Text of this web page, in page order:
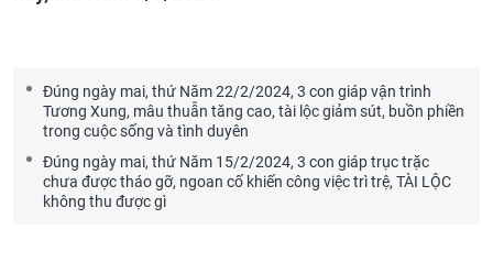
Đúng ngày mai, thứ Năm 22/2/2024, 3 con giáp vận trình
Tương Xung, mâu thuẫn tăng cao, tài lộc giảm sút, buồn phiền
trong cuộc sống và tình duyên
Đúng ngày mai, thứ Năm 15/2/2024, 3 con giáp trục trặc
chưa được tháo gỡ, ngoan cố khiến công việc trì trệ, TÀI LỘC
không thu được gì